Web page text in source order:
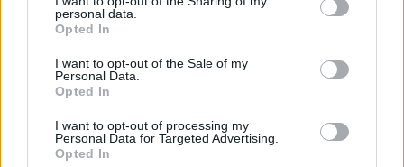
grant or deny consent to Google and its third-party tags to
use your data for below specified purposes in below Google
consent section.
personal data.
Opted In
I want to opt-out of the Sale of my
Personal Data.
Opted In
I want to opt-out of processing my
Personal Data for Targeted Advertising.
Opted In
O.: De akarja, hogy ott legyen, és ott lesz.
R.: Ön nem mondja el?